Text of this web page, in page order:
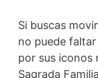
Si buscas
no puede
por sus iconos
Sagrada